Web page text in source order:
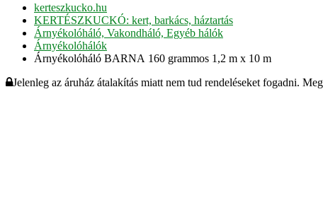
kerteszkucko.hu
KERTÉSZKUCKÓ: kert, barkács, háztartás
Árnyékolóháló, Vakondháló, Egyéb hálók
Árnyékolóhálók
Árnyékolóháló BARNA 160 grammos 1,2 m x 10 m
Jelenleg az áruház átalakítás miatt nem tud rendeléseket fogadni.